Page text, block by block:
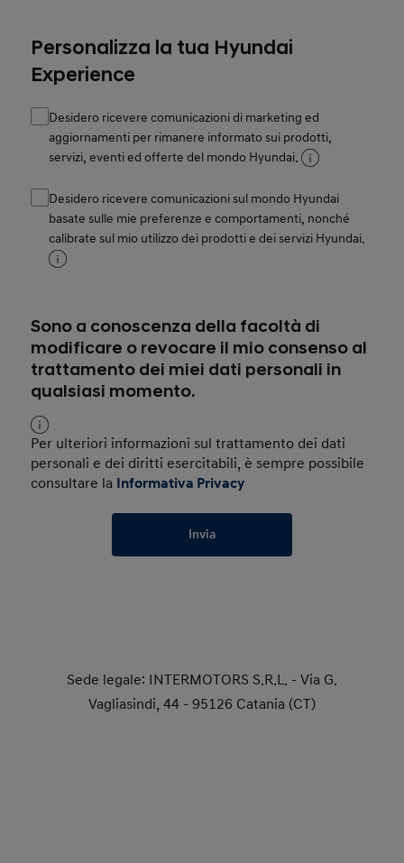
Personalizza la tua Hyundai
Experience
Desidero ricevere comunicazioni di marketing ed
aggiornamenti per rimanere informato sui prodotti,
servizi, eventi ed offerte del mondo Hyundai.
Desidero ricevere comunicazioni sul mondo Hyundai
basate sulle mie preferenze e comportamenti, nonché
calibrate sul mio utilizzo dei prodotti e dei servizi Hyundai.
Sono a conoscenza della facoltà di
modificare o revocare il mio consenso al
trattamento dei miei dati personali in
qualsiasi momento.
Per ulteriori informazioni sul trattamento dei dati
personali e dei diritti esercitabili, è sempre possibile
consultare la Informativa Privacy
Invia
Sede legale: INTERMOTORS S.R.L. - Via G.
Vagliasindi, 44 - 95126 Catania (CT)